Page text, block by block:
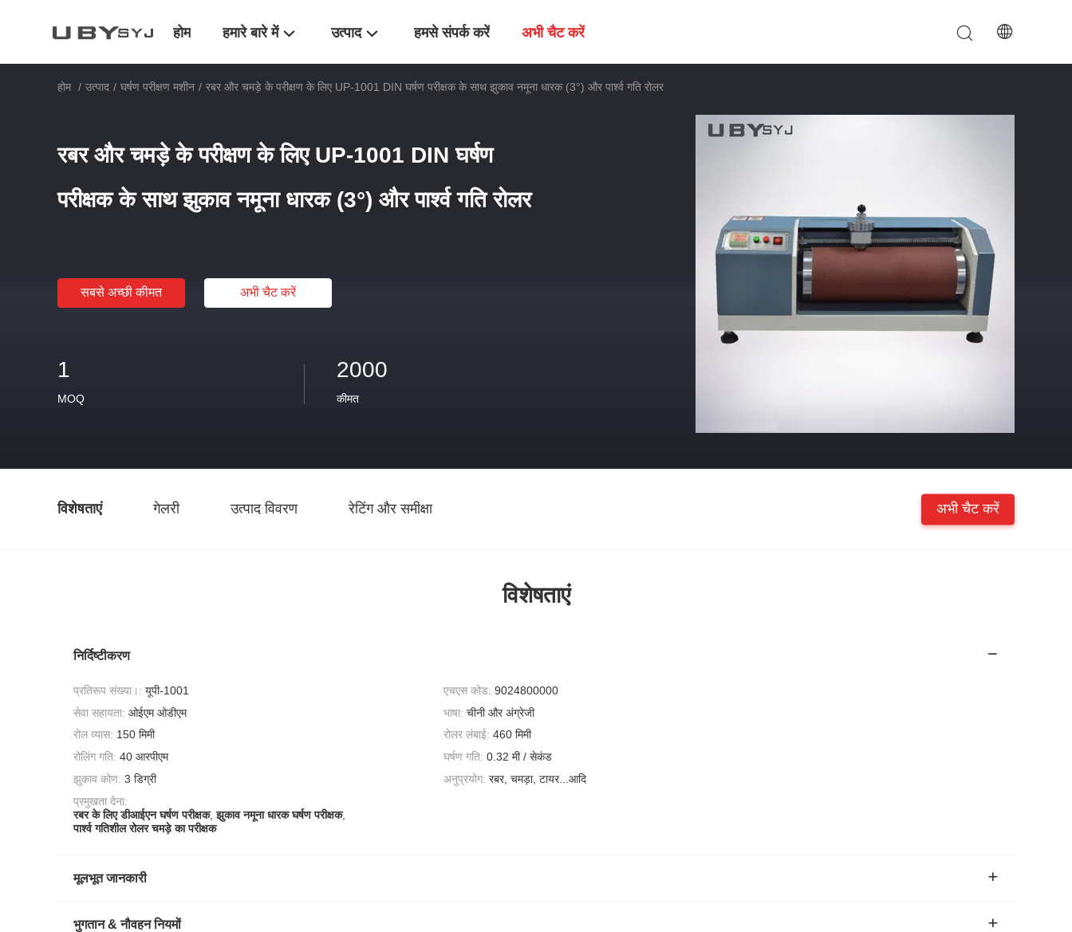
होम हमारे बारे में उत्पाद हमसे संपर्क करें अभी चैट करें
होम / उत्पाद / घर्षण परीक्षण मशीन / रबर और चमड़े के परीक्षण के लिए UP-1001 DIN घर्षण परीक्षक के साथ झुकाव नमूना धारक (3°) और पार्श्व गति रोलर
रबर और चमड़े के परीक्षण के लिए UP-1001 DIN घर्षण
परीक्षक के साथ झुकाव नमूना धारक (3°) और पार्श्व गति रोलर
सबसे अच्छी कीमत अभी चैट करें
1
MOQ
2000
कीमत
विशेषताएं गेलरी उत्पाद विवरण रेटिंग और समीक्षा अभी चैट करें
विशेषताएं
निर्दिष्टीकरण
प्रतिरूप संख्या।: यूपी-1001 एचएस कोड: 9024800000
सेवा सहायता: ओईएम ओडीएम भाषा: चीनी और अंग्रेजी
रोल व्यास: 150 मिमी रोलर लंबाई: 460 मिमी
रोलिंग गति: 40 आरपीएम घर्षण गति: 0.32 मी / सेकंड
झुकाव कोण: 3 डिग्री अनुप्रयोग: रबर, चमड़ा, टायर...आदि
प्रमुखता देना:
रबर के लिए डीआईएन घर्षण परीक्षक,झुकाव नमूना धारक घर्षण परीक्षक,
पार्श्व गतिशील रोलर चमड़े का परीक्षक
मूलभूत जानकारी
भुगतान & नौवहन नियमों